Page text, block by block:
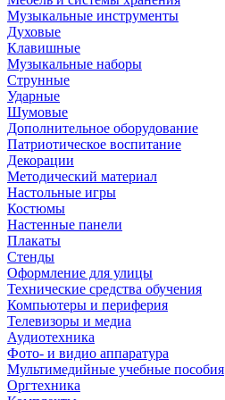
Музыкальные инструменты
Духовые
Клавишные
Музыкальные наборы
Струнные
Ударные
Шумовые
Дополнительное оборудование
Патриотическое воспитание
Декорации
Методический материал
Настольные игры
Костюмы
Настенные панели
Плакаты
Стенды
Оформление для улицы
Технические средства обучения
Компьютеры и периферия
Телевизоры и медиа
Аудиотехника
Фото- и видио аппаратура
Мультимедийные учебные пособия
Оргтехника